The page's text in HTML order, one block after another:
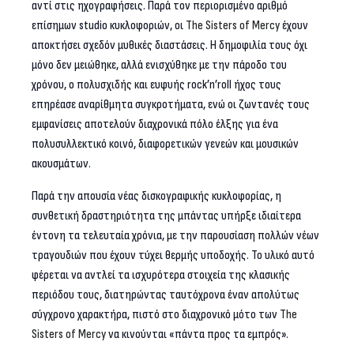
αντί στις ηχογραφήσεις. Παρά τον περιορισμένο αριθμό
επίσημων studio κυκλοφοριών, οι The Sisters ofMercyέχουν
αποκτήσει σχεδόν μυθικές διαστάσεις. Η δημοφιλία τους όχι
μόνο δεν μειώθηκε, αλλά ενισχύθηκε με την πάροδο του
χρόνου, ο πολυσχιδής και ευφυής rock’n’roll ήχος τους
επηρέασε αναρίθμητα συγκροτήματα, ενώ οι ζωντανές τους
εμφανίσεις αποτελούν διαχρονικά πόλο έλξης για ένα
πολυσυλλεκτικό κοινό, διαφορετικών γενεών και μουσικών
ακουσμάτων.
Παρά την απουσία νέας δισκογραφικής κυκλοφορίας, η
συνθετική δραστηριότητα της μπάντας υπήρξε ιδιαίτερα
έντονη τα τελευταία χρόνια, με την παρουσίαση πολλών νέων
τραγουδιών που έχουν τύχει θερμής υποδοχής. Το υλικό αυτό
φέρεται να αντλεί τα ισχυρότερα στοιχεία της κλασικής
περιόδου τους, διατηρώντας ταυτόχρονα έναν απολύτως
σύγχρονο χαρακτήρα, πιστό στο διαχρονικό μότο των The
Sisters ofMercyνα κινούνται «πάντα προς τα εμπρός».